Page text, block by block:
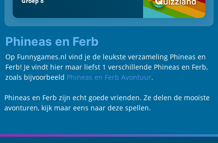
Phineas en Ferb
Op Funnygames.nl vind je de leukste verzameling Phineas en
Ferb! Je vindt hier maar liefst 1 verschillende Phineas en Ferb,
zoals bijvoorbeeld Phineas en Ferb Avontuur.
Phineas en Ferb zijn echt goede vrienden. Ze delen de mooiste
avonturen, kijk maar eens naar deze spellen.